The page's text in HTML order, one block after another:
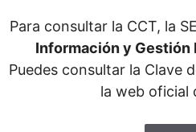
Para consultar la CCT, la
Información y Gestión
Puedes consultar la Clave
la web oficial